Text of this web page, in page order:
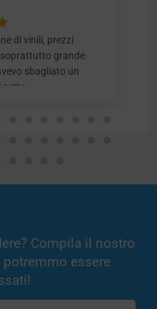
di vinili, prezzi
grande
sbagliato un
tutto
Compila il nostro
essere